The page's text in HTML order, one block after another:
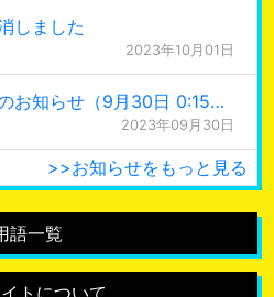
しました
2023年10月01日
緊急メンテナンス実施のお知らせ（9月30日 0:15更新）
2023年09月30日
>>お知らせをもっと見る
語一覧
トについて